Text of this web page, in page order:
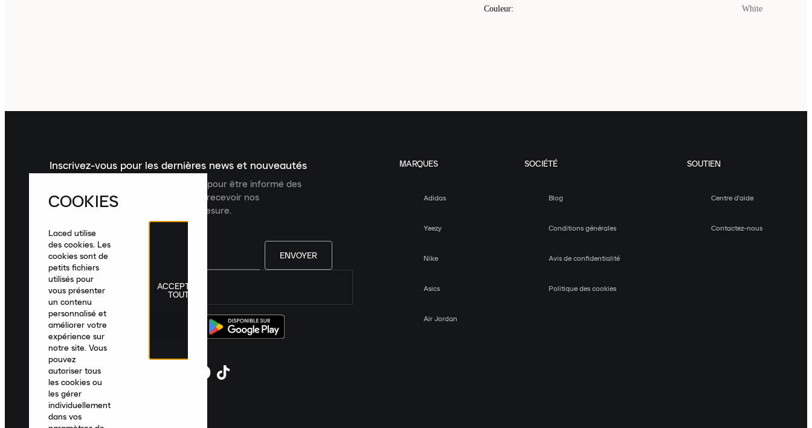
Couleur: White
Inscrivez-vous pour les dernières news et nouveautés
Inscrivez-vous à la newsletter Laced pour être informé des
dernières nouveautés, collections et recevoir nos
recommandations de produits sur mesure.
ENVOYER
France|Français
MARQUES
Adidas
Yeezy
Nike
Asics
Air Jordan
SOCIÉTÉ
Blog
Conditions générales
Avis de confidentialité
Politique des cookies
SOUTIEN
Centre d'aide
Contactez-nous
COOKIES
Laced utilise
des cookies. Les
cookies sont de
petits fichiers
utilisés pour
vous présenter
un contenu
personnalisé et
améliorer votre
expérience sur
notre site. Vous
pouvez
autoriser tous
les cookies ou
les gérer
individuellement
dans vos
ACCEPTER
TOUT